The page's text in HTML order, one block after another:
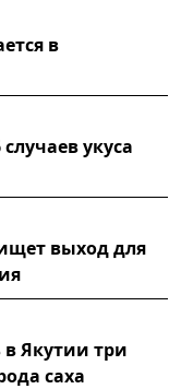
в
укуса
выход для
в Якутии три
саха